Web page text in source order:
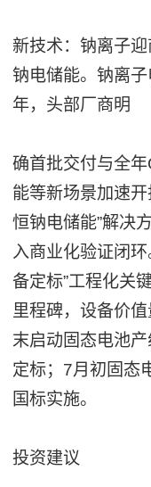
新技术：钠离子
钠电储能。钠离
年，头部厂商明
确首批交付与全
能等新场景加速
恒钠电储能”解决
入商业化验证闭
备定标”工程化关
里程碑，设备价
末启动固态电池
定标；7月初固态
国标实施。
投资建议